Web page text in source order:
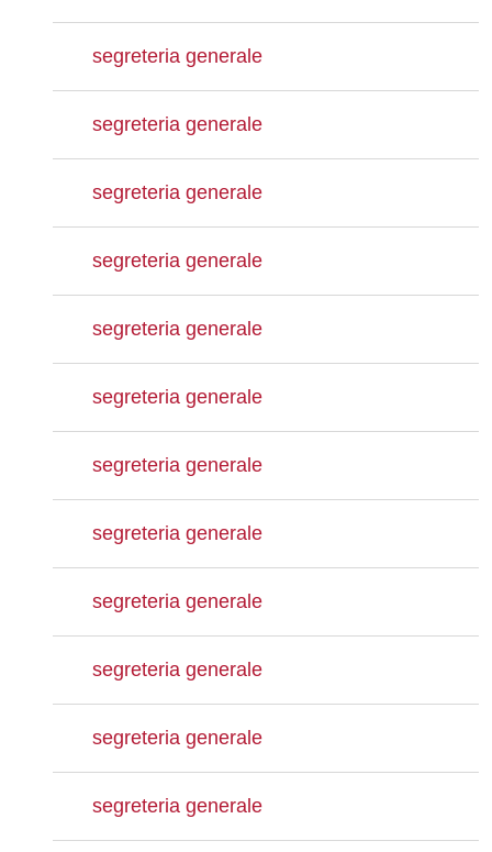
segreteria generale
segreteria generale
segreteria generale
segreteria generale
segreteria generale
segreteria generale
segreteria generale
segreteria generale
segreteria generale
segreteria generale
segreteria generale
segreteria generale